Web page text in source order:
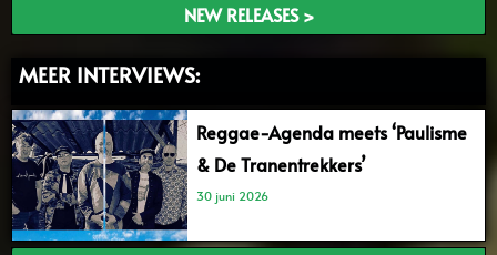
NEW RELEASES >
MEER INTERVIEWS:
Reggae-Agenda meets ‘Paulisme
& De Tranentrekkers’
30 juni 2026